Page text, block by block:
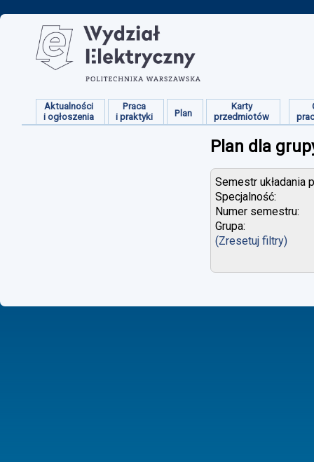
Aktualności
i ogłoszenia
Praca
i praktyki
Plan
Karty
przedmiotów
Plan dla
Semestr układania
Specjalność:
Numer semestru:
Grupa:
(Zresetuj filtry)